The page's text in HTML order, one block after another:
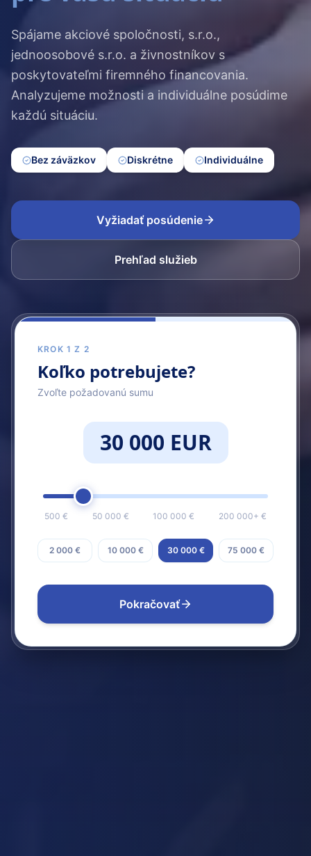
Spájame akciové spoločnosti, s.r.o.,
jednoosobové s.r.o. a živnostníkov s
poskytovateľmi firemného financovania.
Analyzujeme možnosti a individuálne posúdime
každú situáciu.
Bez záväzkov Diskrétne Individuálne
Vyžiadať posúdenie
Prehľad služieb
KROK 1 Z 2
Koľko potrebujete?
Zvoľte požadovanú sumu
30 000 EUR
500 € 50 000 € 100 000 € 200 000+ €
2 000 € 10 000 € 30 000 € 75 000 €
Pokračovať